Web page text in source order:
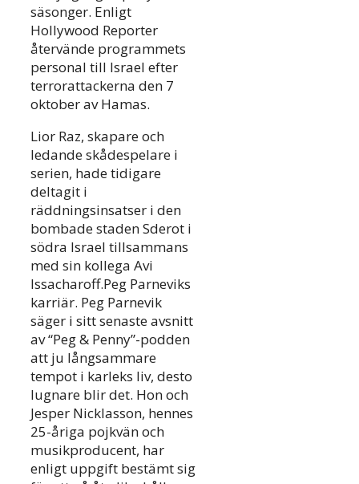
säsonger. Enligt
Hollywood Reporter
återvände programmets
personal till Israel efter
terrorattackerna den 7
oktober av Hamas.
Lior Raz, skapare och
ledande skådespelare i
serien, hade tidigare
deltagit i
räddningsinsatser i den
bombade staden Sderot i
södra Israel tillsammans
med sin kollega Avi
Issacharoff.Peg Parneviks
karriär. Peg Parnevik
säger i sitt senaste avsnitt
av “Peg & Penny”-podden
att ju långsammare
tempot i karleks liv, desto
lugnare blir det. Hon och
Jesper Nicklasson, hennes
25-åriga pojkvän och
musikproducent, har
enligt uppgift bestämt sig